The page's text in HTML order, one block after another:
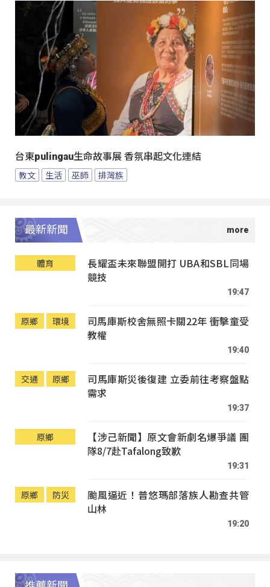
台東pulingau生命故事展 香氛串起文化連結
教文 生活 巫師 排灣族
最新新聞
體育
長耀盃未來聯盟開打 UBA和SBL同場
競技
19:47
原鄉 環境
司馬庫斯校舍無照卡關22年 衝擊童受
教權
19:40
交通 原鄉
司馬庫斯災後復建 立委前往考察盤點
需求
19:37
原鄉
【涉己新聞】原文會新劇名爆爭議 團
隊8/7赴Tafalong致歉
19:31
原鄉 防災
颱風逼近！普悠瑪部落族人勘查共管
山林
19:20